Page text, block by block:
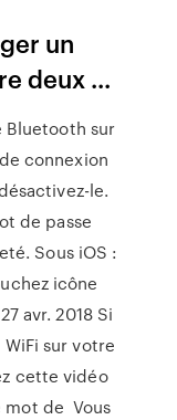
un
deux ...
Bluetooth sur
connexion
le.
de passe
Sous iOS :
icône
avr. 2018 Si
sur votre
cette vidéo
de Vous